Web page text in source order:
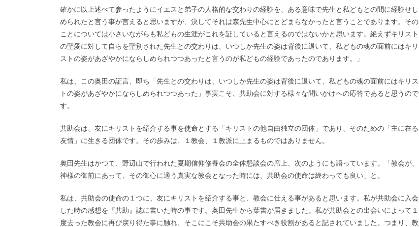
確かに以上述べて参ったようにイエスと弟子の人格的な交わりの経験を、ある意味で先生と私どもとの間に経験せし
められたと言う事が言えると思いますが、決してそれは森先生中心にとどまらなかったと言うことであります。その
ことについては小さいながらも私どもの生涯がこれを証していると言えるのではないかと思います。絶えずキリスト
の聖愛に対して自らを聖別された先生との交わりは、いつしか先生の姿は背後に退いて、私どもの魂の面前にはキリ
ストの姿があざやかにならしめられつつあったと言うのが私どもの経験であったのであります。」
私は、この奥田の証言、即ち「先生との交わりは、いつしか先生の姿は背後に退いて、私どもの魂の面前にはキリス
トの姿があざやかにならしめられつつあった」事実こそ、共助会に対する様々な問いかけへの応答であると思うので
す。
共助会は、友にキリストを紹介する事を使命とする「キリストの他自由独立の団体」であり、そのための「主に在る
友情」に生きる団体です。その歩みは、１教会、１教派に止まるものではありません。
奥田先生はかつて、野辺山で行われた夏期信仰修養会の全体懇談会の席上、次のようにも語っています。「教会が、
神様の御前にあって、その御心に適う真実な教会となった時には、共助会の使命は終わっても良い」と。
私は、共助会の使命の１つに、友にキリストを紹介する事と、教会に仕える事があると思います。私が共助会に入会
した時の感想を『共助』誌に書いた時の事です。奥田先生から葉書が届きました。私が共助会との出会いによって１
度去った教会に再び戻り得た事に触れ、そこにこそ共助会の果たすべき役割があると記されていました。つまり、教